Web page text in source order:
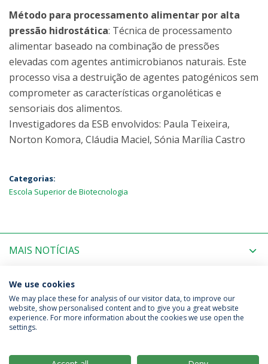
Método para processamento alimentar por alta
pressão hidrostática: Técnica de processamento
alimentar baseado na combinação de pressões
elevadas com agentes antimicrobianos naturais. Este
processo visa a destruição de agentes patogénicos sem
comprometer as características organoléticas e
sensoriais dos alimentos.
Investigadores da ESB envolvidos: Paula Teixeira,
Norton Komora, Cláudia Maciel, Sónia Marília Castro
Categorias:
Escola Superior de Biotecnologia
MAIS NOTÍCIAS
PRÓXIMOS EVENTOS
Política de Privacidade
Termos & Condições
We use cookies
We may place these for analysis of our visitor data, to improve our
website, show personalised content and to give you a great website
experience. For more information about the cookies we use open the
settings.